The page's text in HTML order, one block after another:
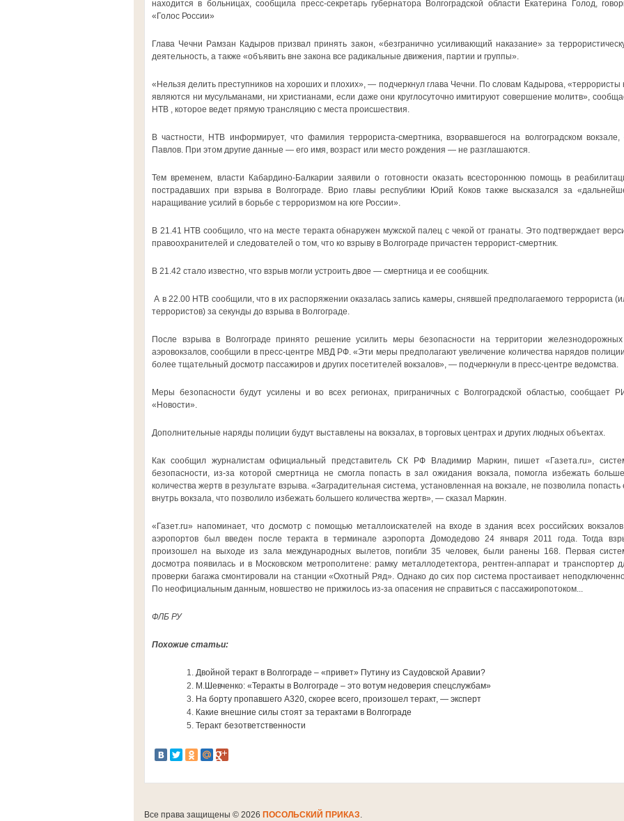
находится в больницах, сообщила пресс-секретарь губернатора Волгоградской области Екатерина Голод,
«Голос России»
Глава Чечни Рамзан Кадыров призвал принять закон, «безгранично усиливающий наказание» за
деятельность, а также «объявить вне закона все радикальные движения, партии и группы».
«Нельзя делить преступников на хороших и плохих», — подчеркнул глава Чечни. По словам Кадырова, «террористы
являются ни мусульманами, ни христианами, если даже они круглосуточно имитируют совершение молитв»,
НТВ , которое ведет прямую трансляцию с места происшествия.
В частности, НТВ информирует, что фамилия террориста-смертника, взорвавшегося на волгоградском
Павлов. При этом другие данные — его имя, возраст или место рождения — не разглашаются.
Тем временем, власти Кабардино-Балкарии заявили о готовности оказать всестороннюю помощь в
пострадавших при взрыва в Волгограде. Врио главы республики Юрий Коков также высказался за
наращивание усилий в борьбе с терроризмом на юге России».
В 21.41 НТВ сообщило, что на месте теракта обнаружен мужской палец с чекой от гранаты. Это подтверждает
правоохранителей и следователей о том, что ко взрыву в Волгограде причастен террорист-смертник.
В 21.42 стало известно, что взрыв могли устроить двое — смертница и ее сообщник.
А в 22.00 НТВ сообщили, что в их распоряжении оказалась запись камеры, снявшей предполагаемого террориста
террористов) за секунды до взрыва в Волгограде.
После взрыва в Волгограде принято решение усилить меры безопасности на территории
аэровокзалов, сообщили в пресс-центре МВД РФ. «Эти меры предполагают увеличение количества нарядов
более тщательный досмотр пассажиров и других посетителей вокзалов», — подчеркнули в пресс-центре ведомства.
Меры безопасности будут усилены и во всех регионах, приграничных с Волгоградской областью, сообщает
«Новости».
Дополнительные наряды полиции будут выставлены на вокзалах, в торговых центрах и других людных объектах.
Как сообщил журналистам официальный представитель СК РФ Владимир Маркин, пишет «Газета.ru»,
безопасности, из-за которой смертница не смогла попасть в зал ожидания вокзала, помогла избежать
количества жертв в результате взрыва. «Заградительная система, установленная на вокзале, не позволила попасть
внутрь вокзала, что позволило избежать большего количества жертв», — сказал Маркин.
«Газет.ru» напоминает, что досмотр с помощью металлоискателей на входе в здания всех российских
аэропортов был введен после теракта в терминале аэропорта Домодедово 24 января 2011 года. Тогда
произошел на выходе из зала международных вылетов, погибли 35 человек, были ранены 168. Первая
досмотра появилась и в Московском метрополитене: рамку металлодетектора, рентген-аппарат и транспортер
проверки багажа смонтировали на станции «Охотный Ряд». Однако до сих пор система простаивает
По неофициальным данным, новшество не прижилось из-за опасения не справиться с пассажиропотоком...
ФЛБ РУ
Похожие статьи:
Двойной теракт в Волгограде – «привет» Путину из Саудовской Аравии?
М.Шевченко: «Теракты в Волгограде – это вотум недоверия спецслужбам»
На борту пропавшего A320, скорее всего, произошел теракт, — эксперт
Какие внешние силы стоят за терактами в Волгограде
Теракт безответственности
Все права защищены © 2026 ПОСОЛЬСКИЙ ПРИКАЗ.